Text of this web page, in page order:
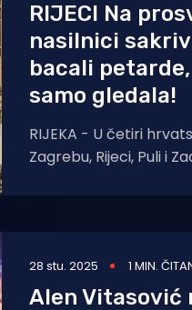
RIJECI Na
nasilnici
bacali
samo gledala!
RIJEKA - U četiri
Zagrebu, Rijeci, Puli i
organizaciji inicijative
28 stu. 2025 1 MIN.
Alen Vitasović